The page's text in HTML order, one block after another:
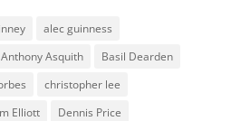
alec guinness
Anthony Asquith
Basil Dearden
christopher lee
Elliott
Dennis Price